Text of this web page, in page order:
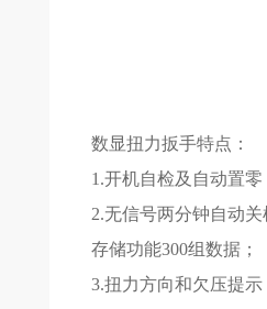
数显扭力扳手特点：
1.开机自检及自动置
2.无信号两分钟自动关
存储功能300组数据；
3.扭力方向和欠压提示